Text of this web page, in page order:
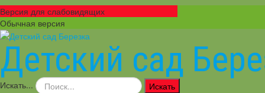
Версия для слабовидящих
Обычная версия
Детский сад
Искать... Искать